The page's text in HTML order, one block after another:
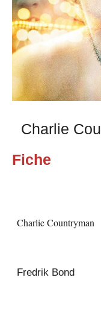
Charlie
Fiche
Charlie Countryman
Fredrik Bond